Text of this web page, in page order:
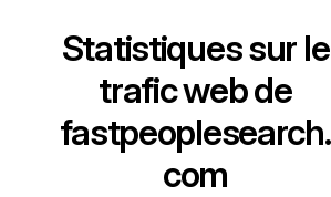
Statistiques sur le
trafic web de
fastpeoplesearch.
com